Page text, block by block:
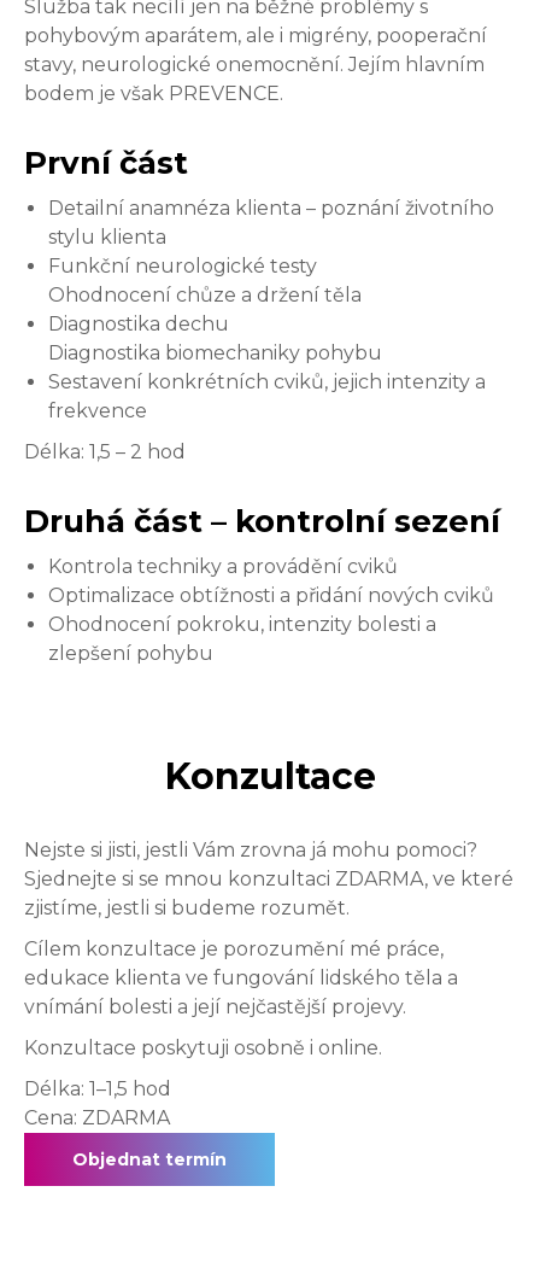
Služba tak necílí jen na běžné problémy s
pohybovým aparátem, ale i migrény, pooperační
stavy, neurologické onemocnění. Jejím hlavním
bodem je však PREVENCE.
První část
Detailní anamnéza klienta – poznání životního
stylu klienta
Funkční neurologické testy
Ohodnocení chůze a držení těla
Diagnostika dechu
Diagnostika biomechaniky pohybu
Sestavení konkrétních cviků, jejich intenzity a
frekvence
Délka: 1,5 – 2 hod
Druhá část – kontrolní sezení
Kontrola techniky a provádění cviků
Optimalizace obtížnosti a přidání nových cviků
Ohodnocení pokroku, intenzity bolesti a
zlepšení pohybu
Konzultace
Nejste si jisti, jestli Vám zrovna já mohu pomoci?
Sjednejte si se mnou konzultaci ZDARMA, ve které
zjistíme, jestli si budeme rozumět.
Cílem konzultace je porozumění mé práce,
edukace klienta ve fungování lidského těla a
vnímání bolesti a její nejčastější projevy.
Konzultace poskytuji osobně i online.
Délka: 1–1,5 hod
Cena: ZDARMA
Objednat termín